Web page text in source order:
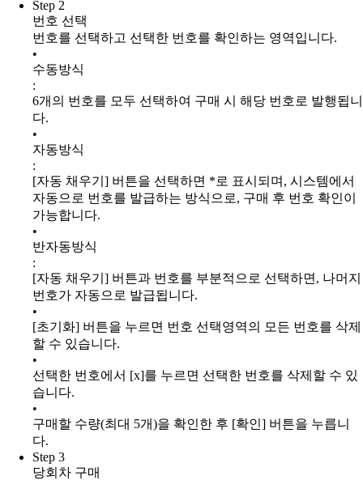
Step 2
번호 선택
번호를 선택하고 선택한 번호를 확인하는 영역입니다.
•
수동방식
:
6개의 번호를 모두 선택하여 구매 시 해당 번호로 발행됩니
다.
•
자동방식
:
[자동 채우기] 버튼을 선택하면 *로 표시되며, 시스템에서
자동으로 번호를 발급하는 방식으로, 구매 후 번호 확인이
가능합니다.
•
반자동방식
:
[자동 채우기] 버튼과 번호를 부분적으로 선택하면, 나머지
번호가 자동으로 발급됩니다.
•
[초기화] 버튼을 누르면 번호 선택영역의 모든 번호를 삭제
할 수 있습니다.
•
선택한 번호에서 [x]를 누르면 선택한 번호를 삭제할 수 있
습니다.
•
구매할 수량(최대 5개)을 확인한 후 [확인] 버튼을 누릅니
다.
Step 3
당회차 구매